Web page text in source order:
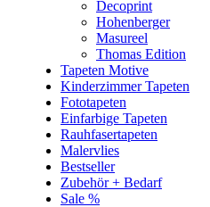
Decoprint
Hohenberger
Masureel
Thomas Edition
Tapeten Motive
Kinderzimmer Tapeten
Fototapeten
Einfarbige Tapeten
Rauhfasertapeten
Malervlies
Bestseller
Zubehör + Bedarf
Sale %